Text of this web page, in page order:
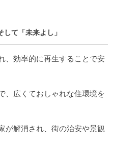
て「未来よし」
、効率的に再生することで安
、広くておしゃれな住環境を
が解消され、街の治安や景観